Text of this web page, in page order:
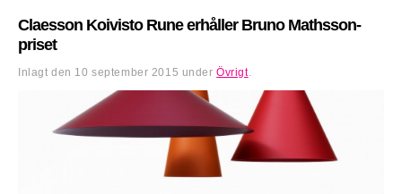
Claesson Koivisto Rune erhåller Bruno Mathsson-
priset
Inlagt den 10 september 2015 underÖvrigt.